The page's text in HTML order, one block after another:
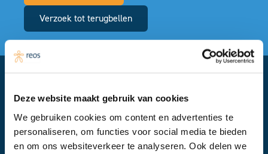
Deze website maakt gebruik van cookies
We gebruiken cookies om content en advertenties te
personaliseren, om functies voor social media te bieden
en om ons websiteverkeer te analyseren. Ook delen we
Verzoek tot terugbellen
Financier: